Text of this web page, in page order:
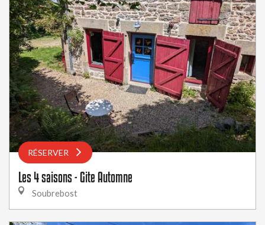
RÉSERVER
Les 4 saisons - Gite Automne
Soubrebost